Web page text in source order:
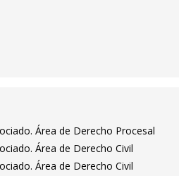
Área de Derecho Procesal
Área de Derecho Civil
Área de Derecho Civil